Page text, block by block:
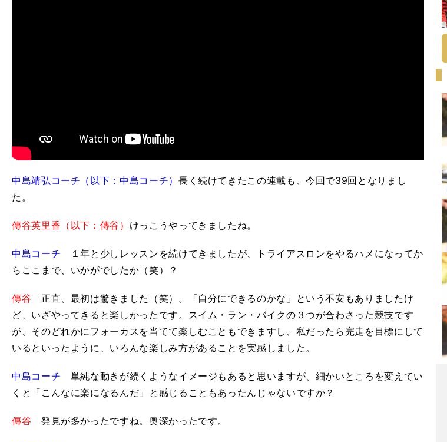
中島靖弘コーチ（以下：中島コーチ） 長く続けてきたこの連載も、今回で39回となりまし
た。
傳谷英里香（以下：傳谷） けっこうやってきましたね。
中島コーチ １年と少しレッスンを続けてきましたが、トライアスロンをやるハメになってか
らここまで、いかがでしたか（笑）？
傳谷 正直、最初は驚きました（笑）。「自分にできるのかな」という不安もありましたけ
ど、いざやってきると楽しかったです。スイム・ラン・バイクの３つが合わさった競技です
が、そのどれかにフォーカスを当てて楽しむこともできますし、私だったら完走を目標にして
いるといったように、いろんな楽しみ方があることを実感しました。
中島コーチ 単純な動きが続くようなイメージもあると思いますが、細かいところを変えてい
くと「こんなに楽になるんだ」と感じることもあったんじゃないですか？
傳谷 発見が多かったですね。奥深かったです。